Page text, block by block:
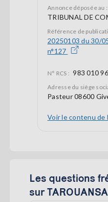
Annonce déposée au :
TRIBUNAL DE
Référence de
20250103 du 30/
n°127
N° RCS : 983 010
Adresse du siège
Pasteur 08600
Voir le contenu de
Les questions
sur